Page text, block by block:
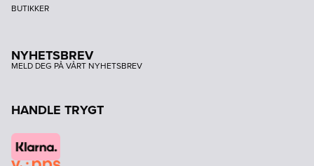
BUTIKKER
NYHETSBREV
MELD DEG PÅ VÅRT NYHETSBREV
HANDLE TRYGT